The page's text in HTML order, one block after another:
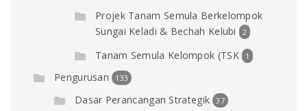
Projek Tanam Semula Berkelompok
Sungai Keladi & Bechah Kelubi
2
Tanam Semula Kelompok (TSK 1
Pengurusan 133
Dasar Perancangan Strategik 37